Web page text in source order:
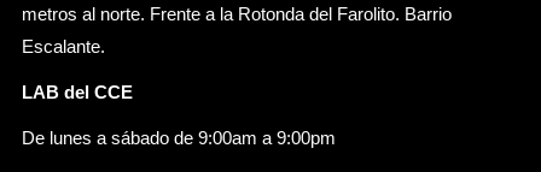
metros al norte. Frente a la Rotonda del Farolito. Barrio
Escalante.
LAB del CCE
De lunes a sábado de 9:00am a 9:00pm